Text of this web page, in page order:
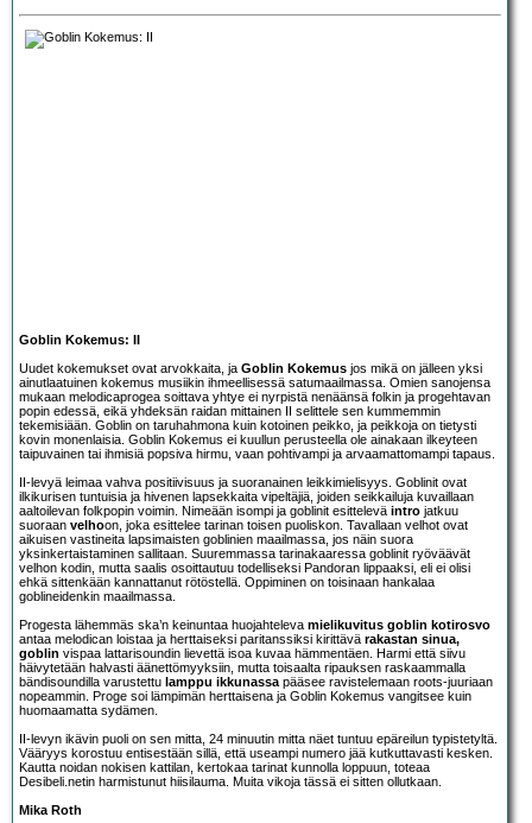
Goblin Kokemus: II
Uudet kokemukset ovat arvokkaita, ja Goblin Kokemus jos mikä on jälleen yksi
ainutlaatuinen kokemus musiikin ihmeellisessä satumaailmassa. Omien sanojensa
mukaan melodicaprogea soittava yhtye ei nyrpistä nenäänsä folkin ja progehtavan
popin edessä, eikä yhdeksän raidan mittainen II selittele sen kummemmin
tekemisiään. Goblin on taruhahmona kuin kotoinen peikko, ja peikkoja on tietysti
kovin monenlaisia. Goblin Kokemus ei kuullun perusteella ole ainakaan ilkeyteen
taipuvainen tai ihmisiä popsiva hirmu, vaan pohtivampi ja arvaamattomampi tapaus.
II-levyä leimaa vahva positiivisuus ja suoranainen leikkimielisyys. Goblinit ovat
ilkikurisen tuntuisia ja hivenen lapsekkaita vipeltäjiä, joiden seikkailuja kuvaillaan
aaltoilevan folkpopin voimin. Nimeään isompi ja goblinit esittelevä intro jatkuu
suoraan velhoon, joka esittelee tarinan toisen puoliskon. Tavallaan velhot ovat
aikuisen vastineita lapsimaisten goblinien maailmassa, jos näin suora
yksinkertaistaminen sallitaan. Suuremmassa tarinakaaressa goblinit ryöväävät
velhon kodin, mutta saalis osoittautuu todelliseksi Pandoran lippaaksi, eli ei olisi
ehkä sittenkään kannattanut rötöstellä. Oppiminen on toisinaan hankalaa
goblineidenkin maailmassa.
Progesta lähemmäs ska’n keinuntaa huojahteleva mielikuvitus goblin kotirosvo
antaa melodican loistaa ja herttaiseksi paritanssiksi kirittävä rakastan sinua,
goblin vispaa lattarisoundin lievettä isoa kuvaa hämmentäen. Harmi että siivu
häivytetään halvasti äänettömyyksiin, mutta toisaalta ripauksen raskaammalla
bändisoundilla varustettu lamppu ikkunassa pääsee ravistelemaan roots-juuriaan
nopeammin. Proge soi lämpimän herttaisena ja Goblin Kokemus vangitsee kuin
huomaamatta sydämen.
II-levyn ikävin puoli on sen mitta, 24 minuutin mitta näet tuntuu epäreilun typistetyltä.
Vääryys korostuu entisestään sillä, että useampi numero jää kutkuttavasti kesken.
Kautta noidan nokisen kattilan, kertokaa tarinat kunnolla loppuun, toteaa
Desibeli.netin harmistunut hiisilauma. Muita vikoja tässä ei sitten ollutkaan.
Mika Roth